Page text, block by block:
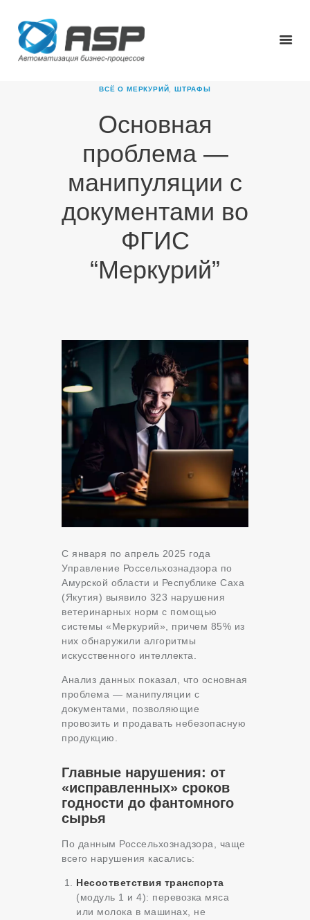
ВСЁ О МЕРКУРИЙ ШТРАФЫ
Основная
проблема —
манипуляции с
документами во
ФГИС
“Меркурий”
ГЛАВНАЯ
О КОМПАНИИ
НОВОСТИ
КАРЬЕРА
ПАРТНЕРЫ
С января по апрель 2025 года
Управление Россельхознадзора по
Амурской области и Республике Саха
(Якутия) выявило 323 нарушения
ветеринарных норм с помощью
системы «Меркурий», причем 85% из
них обнаружили алгоритмы
искусственного интеллекта.
Анализ данных показал, что основная
проблема — манипуляции с
документами, позволяющие
провозить и продавать небезопасную
продукцию.
Главные нарушения: от
«исправленных» сроков
годности до фантомного
сырья
По данным Россельхознадзора, чаще
всего нарушения касались:
Несоответствия транспорта
(модуль 1 и 4): перевозка мяса
или молока в машинах, не